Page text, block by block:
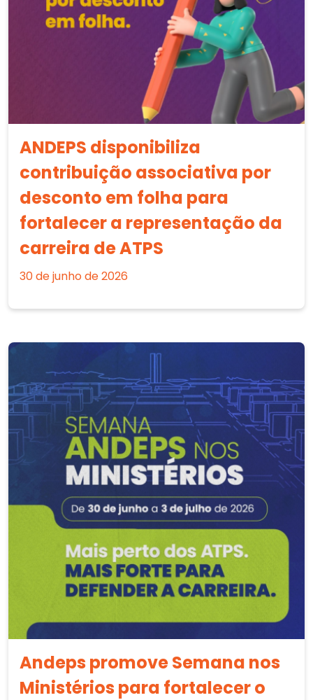
ANDEPS disponibiliza
contribuição associativa por
desconto em folha para
fortalecer a representação da
carreira de ATPS
30 de junho de 2026
Andeps promove Semana nos
Ministérios para fortalecer o